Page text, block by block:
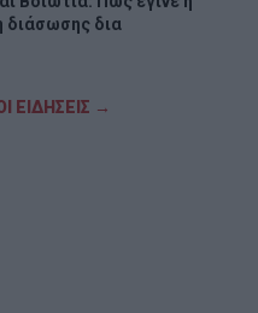
διάσωσης δια
άνεργοι μπορούν να
ΕΙΔΗΣΕΙΣ →